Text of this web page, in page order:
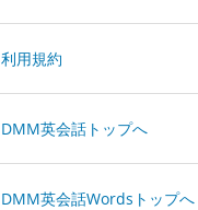
利用規約
DMM英会話トップへ
DMM英会話Wordsトップへ